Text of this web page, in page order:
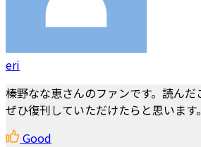
eri
榛野なな恵さんのファンです。読ん
ぜひ復刊していただけたらと思います。
Good